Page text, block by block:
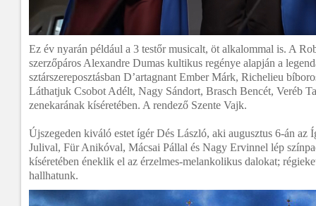
Ez év nyarán például a 3 testőr musicalt, öt alkalommal is. A
szerzőpáros Alexandre Dumas kultikus regénye alapján a
sztárszereposztásban D’artagnant Ember Márk, Richelieu
Láthatjuk Csobot Adélt, Nagy Sándort, Brasch Bencét, Veréb
zenekarának kíséretében. A rendező Szente Vajk.
Újszegeden kiváló estet ígér Dés László, aki augusztus 6-án az
Julival, Für Anikóval, Mácsai Pállal és Nagy Ervinnel lép
kíséretében éneklik el az érzelmes-melankolikus dalokat;
hallhatunk.